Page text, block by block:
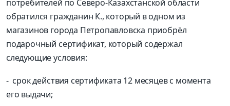
потребителей по Северо-Казахстанской области
обратился гражданин К., который в одном из
магазинов города Петропавловска приобрёл
подарочный сертификат, который содержал
следующие условия:
- срок действия сертификата 12 месяцев с момента
его выдачи;